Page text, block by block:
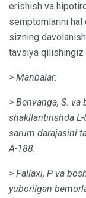
erishish va
semptomlarini
sizning
tavsiya qilishingiz
> Manbalar:
> Benvanga, S. va
shakllantirishda
sarum darajasini
A-188.
> Fallaxi, P va
yuborilgan